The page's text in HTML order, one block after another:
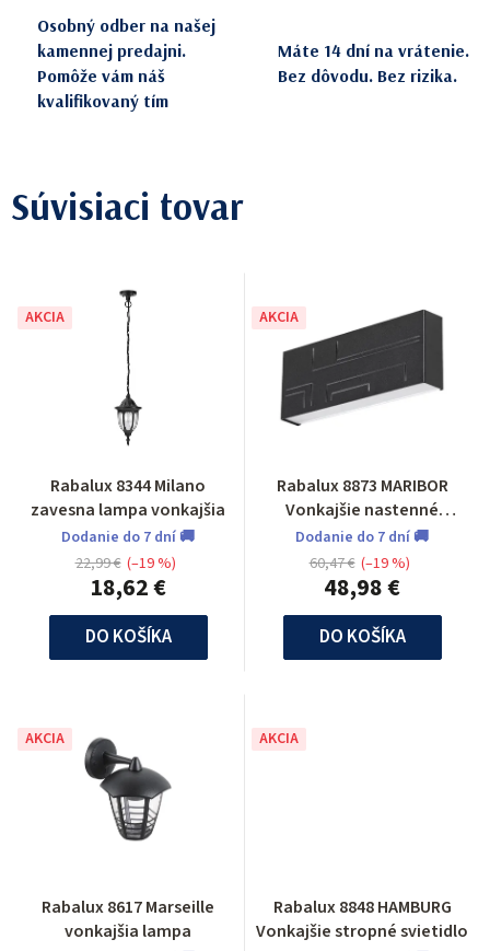
Osobný odber na našej
kamennej predajni.
Pomôže vám náš
kvalifikovaný tím
Máte 14 dní na vrátenie.
Bez dôvodu. Bez rizika.
Súvisiaci tovar
AKCIA
Rabalux 8344 Milano
zavesna lampa vonkajšia
Dodanie do 7 dní 🚚
18,62 €
22,99 € (–19 %)
DO KOŠÍKA
AKCIA
Rabalux 8873 MARIBOR
Vonkajšie nastenné
svietidlo
Dodanie do 7 dní 🚚
48,98 €
60,47 € (–19 %)
DO KOŠÍKA
AKCIA
Rabalux 8617 Marseille
vonkajšia lampa
AKCIA
Rabalux 8848 HAMBURG
Vonkajšie stropné svietidlo